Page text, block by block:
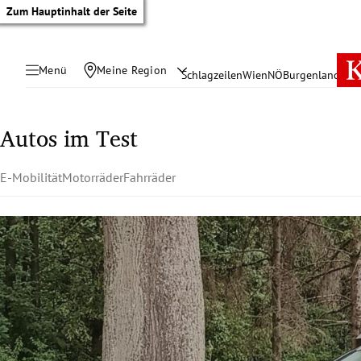
Zum Hauptinhalt der Seite
Menü Meine Region SchlagzeilenWienNÖBurgenland
Untermenü
Untermenü
Autos im Test
E-MobilitätMotorräderFahrräder